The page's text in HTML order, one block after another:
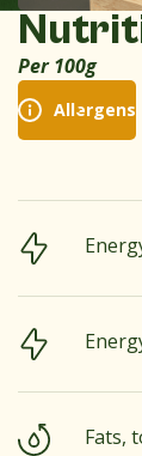
Per 100g
Allergens
Fats,